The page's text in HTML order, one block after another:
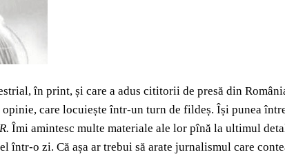
în print, și care a adus cititorii de presă din
care locuiește într-un turn de fildeș. Își punea
Îmi amintesc multe materiale ale lor pînă la ultimul
într-o zi. Că așa ar trebui să arate jurnalismul care